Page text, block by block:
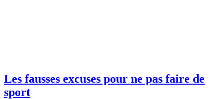
Les fausses excuses pour ne pas faire de
sport